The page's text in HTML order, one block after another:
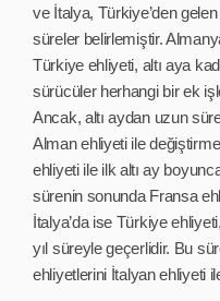
ve İtalya, Türkiye’den
süreler belirlemiştir.
Türkiye ehliyeti, altı aya
sürücüler herhangi bir ek
Ancak, altı aydan uzun
Alman ehliyeti ile
ehliyeti ile ilk altı ay
sürenin sonunda Fransa
İtalya’da ise Türkiye
yıl süreyle geçerlidir. Bu
ehliyetlerini İtalyan ehliyeti